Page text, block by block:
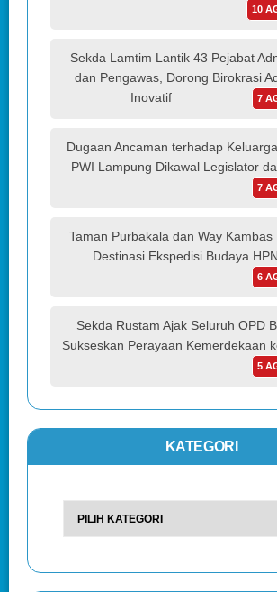
10
Sekda Lamtim Lantik 43 Pejabat
dan Pengawas, Dorong Birokrasi
Inovatif
7
Dugaan Ancaman terhadap
PWI Lampung Dikawal Legislator
7
Taman Purbakala dan Way Kambas
Destinasi Ekspedisi Budaya
6
Sekda Rustam Ajak Seluruh OPD
Sukseskan Perayaan Kemerdekaan
5
KATEGORI